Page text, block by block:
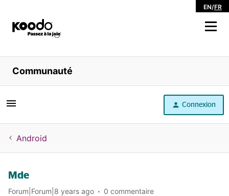
EN/FR
Magasiner
Libre service
Aide
Communauté
Connexion
Android
Mde
Forum|Forum|8 years ago 0 commentaire